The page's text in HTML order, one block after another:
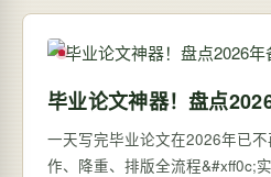
毕业论文神器！盘点
一天写完毕业论文在2026年已
作、降重、排版全流程&#xff0c;